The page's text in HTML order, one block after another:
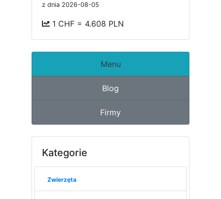
z dnia 2026-08-05
1 CHF = 4.608 PLN
Menu
Blog
Firmy
Kategorie
Zwierzęta